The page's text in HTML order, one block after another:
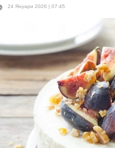
24 Януари 2026 | 07:45